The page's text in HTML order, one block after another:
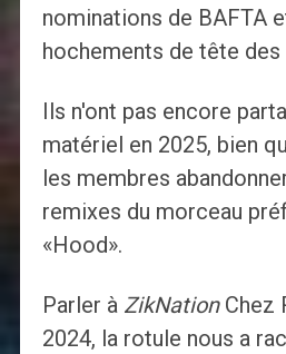
nominations de BAFTA
hochements de tête des
Ils n'ont pas encore
matériel en 2025, bien
les membres
remixes du morceau
«Hood».
Parler à ZikNationChez
2024, la rotule nous a